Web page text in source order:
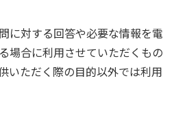
に対する回答や必要な情報を電
場合に利用させていただくもの
いただく際の目的以外では利用